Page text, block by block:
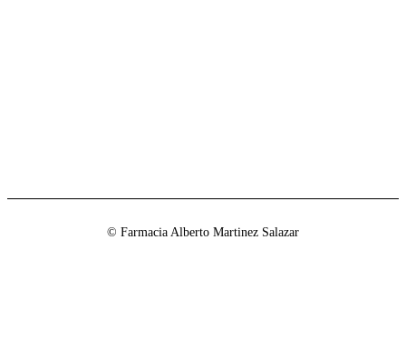
© Farmacia Alberto Martinez Salazar